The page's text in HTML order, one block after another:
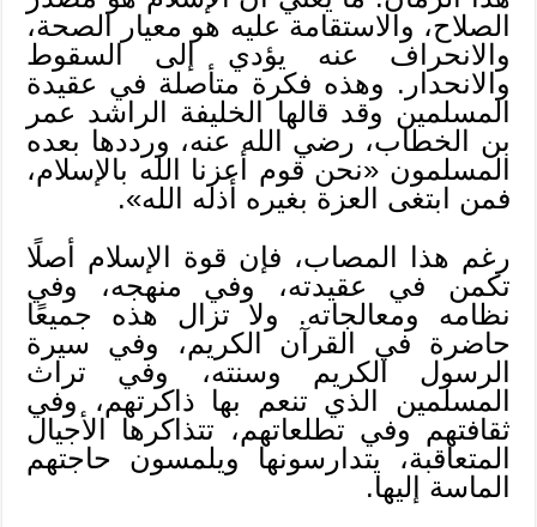
الصلاح، والاستقامة عليه هو معيار الصحة،
والانحراف عنه يؤدي إلى السقوط
والانحدار. وهذه فكرة متأصلة في عقيدة
المسلمين وقد قالها الخليفة الراشد عمر
بن الخطاب، رضي الله عنه، ورددها بعده
المسلمون «نحن قوم أعزنا الله بالإسلام،
فمن ابتغى العزة بغيره أذله الله».
رغم هذا المصاب، فإن قوة الإسلام أصلًا
تكمن في عقيدته، وفي منهجه، وفي
نظامه ومعالجاته. ولا تزال هذه جميعًا
حاضرة في القرآن الكريم، وفي سيرة
الرسول الكريم وسنته، وفي تراث
المسلمين الذي تنعم بها ذاكرتهم، وفي
ثقافتهم وفي تطلعاتهم، تتذاكرها الأجيال
المتعاقبة، يتدارسونها ويلمسون حاجتهم
الماسة إليها.